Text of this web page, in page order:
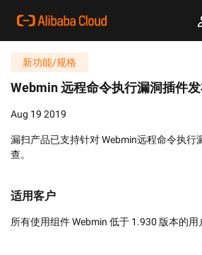
新功能/规格
Webmin 远程命令执行漏洞插件
Aug 19 2019
漏扫产品已支持针对 Webmin远程命令执行
查。
适用客户
所有使用组件 Webmin 低于 1.930 版本的用